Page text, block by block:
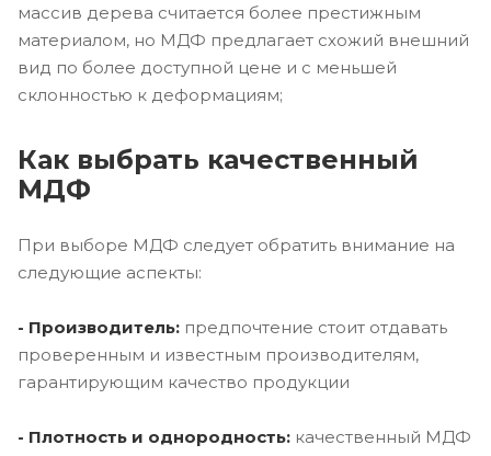
массив дерева считается более престижным
материалом, но МДФ предлагает схожий внешний
вид по более доступной цене и с меньшей
склонностью к деформациям;
Как выбрать качественный
МДФ
При выборе МДФ следует обратить внимание на
следующие аспекты:
- Производитель: предпочтение стоит отдавать
проверенным и известным производителям,
гарантирующим качество продукции
- Плотность и однородность: качественный МДФ